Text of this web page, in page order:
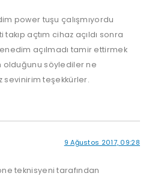
power tuşu çalışmıyordu
açtım cihaz açıldı sonra
açılmadı tamir ettirmek
söylediler ne
sevinirim teşekkürler.
9 Ağustos 2017, 09:28
teknisyeni tarafından